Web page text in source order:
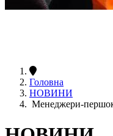
Головна
НОВИНИ
Менеджери-